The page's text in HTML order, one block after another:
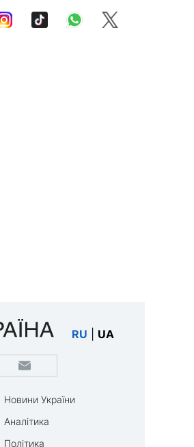
RU UA
Новини України
Аналітика
Політика